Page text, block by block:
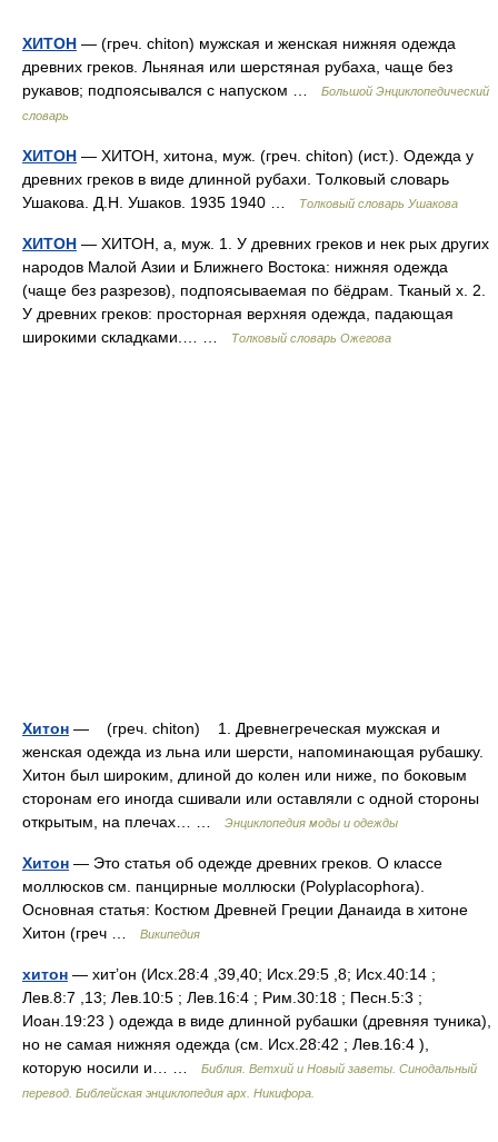
ХИТОН — (греч. chiton) мужская и женская нижняя одежда
древних греков. Льняная или шерстяная рубаха, чаще без
рукавов; подпоясывался с напуском …
Большой Энциклопедический
словарь
ХИТОН — ХИТОН, хитона, муж. (греч. chiton) (ист.). Одежда у
древних греков в виде длинной рубахи. Толковый словарь
Ушакова. Д.Н. Ушаков. 1935 1940 …
Толковый словарь Ушакова
ХИТОН — ХИТОН, а, муж. 1. У древних греков и нек рых других
народов Малой Азии и Ближнего Востока: нижняя одежда
(чаще без разрезов), подпоясываемая по бёдрам. Тканый х. 2.
У древних греков: просторная верхняя одежда, падающая
широкими складками.… …
Толковый словарь Ожегова
Хитон — (греч. chiton) 1. Древнегреческая мужская и
женская одежда из льна или шерсти, напоминающая рубашку.
Хитон был широким, длиной до колен или ниже, по боковым
сторонам его иногда сшивали или оставляли с одной стороны
открытым, на плечах… …
Энциклопедия моды и одежды
Хитон — Это статья об одежде древних греков. О классе
моллюсков см. панцирные моллюски (Polyplacophora).
Основная статья: Костюм Древней Греции Данаида в хитоне
Хитон (греч …
Википедия
хитон — хит’он (Исх.28:4 ,39,40; Исх.29:5 ,8; Исх.40:14 ;
Лев.8:7 ,13; Лев.10:5 ; Лев.16:4 ; Рим.30:18 ; Песн.5:3 ;
Иоан.19:23 ) одежда в виде длинной рубашки (древняя туника),
но не самая нижняя одежда (см. Исх.28:42 ; Лев.16:4 ),
которую носили и… …
Библия. Ветхий и Новый заветы. Синодальный
перевод. Библейская энциклопедия арх. Никифора.